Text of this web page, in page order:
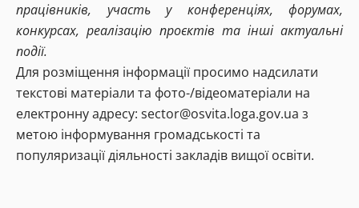
працівників, участь у конференціях, форумах,
конкурсах, реалізацію проєктів та інші актуальні
події.
Для розміщення інформації просимо надсилати
текстові матеріали та фото-/відеоматеріали на
електронну адресу: sector@osvita.loga.gov.ua з
метою інформування громадськості та
популяризації діяльності закладів вищої освіти.